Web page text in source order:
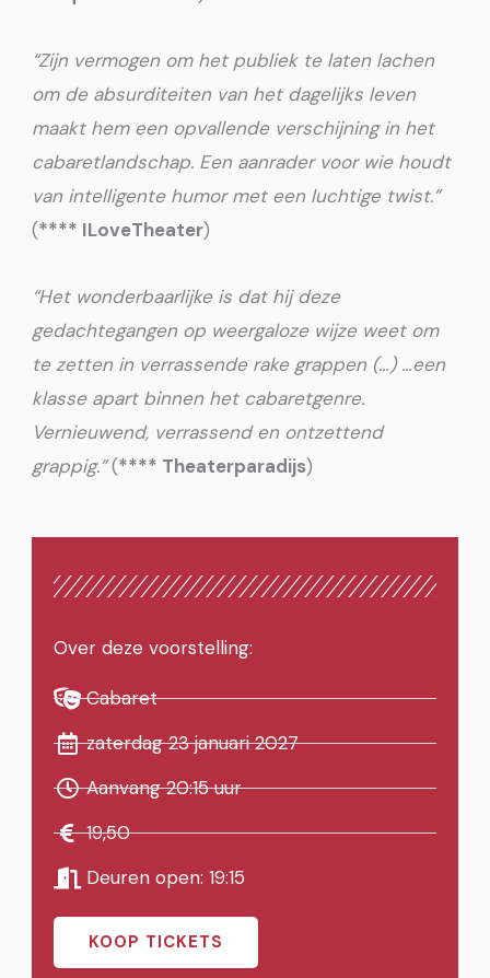
“Zijn vermogen om het publiek te laten lachen
om de absurditeiten van het dagelijks leven
maakt hem een opvallende verschijning in het
cabaretlandschap. Een aanrader voor wie houdt
van intelligente humor met een luchtige twist.”
(**** ILoveTheater)
“Het wonderbaarlijke is dat hij deze
gedachtegangen op weergaloze wijze weet om
te zetten in verrassende rake grappen (…) …een
klasse apart binnen het cabaretgenre.
Vernieuwend, verrassend en ontzettend
grappig.”(**** Theaterparadijs)
Over deze voorstelling:
Cabaret
zaterdag 23 januari 2027
Aanvang 20:15 uur
19,50
Deuren open: 19:15
KOOP TICKETS